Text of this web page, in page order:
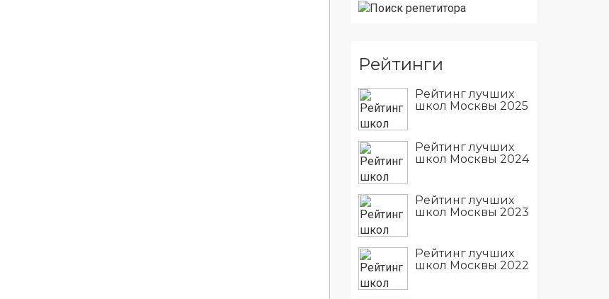
Рейтинги
Рейтинг лучших
школ Москвы 2025
Рейтинг лучших
школ Москвы 2024
Рейтинг лучших
школ Москвы 2023
Рейтинг лучших
школ Москвы 2022